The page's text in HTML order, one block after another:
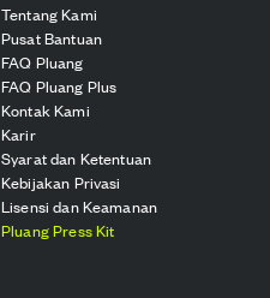
Tentang Kami
Pusat Bantuan
FAQ Pluang
FAQ Pluang Plus
Kontak Kami
Karir
Syarat dan Ketentuan
Kebijakan Privasi
Lisensi dan Keamanan
Pluang Press Kit